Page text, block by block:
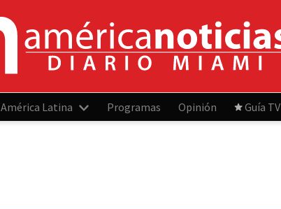
América Latina Programas Opinión Guía TV